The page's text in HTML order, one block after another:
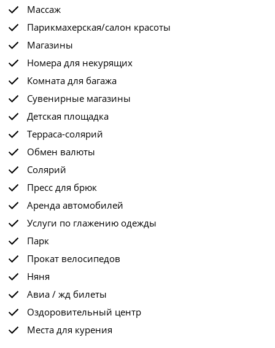
Массаж
Парикмахерская/салон красоты
Магазины
Номера для некурящих
Комната для багажа
Сувенирные магазины
Детская площадка
Терраса-солярий
Обмен валюты
Солярий
Пресс для брюк
Аренда автомобилей
Услуги по глажению одежды
Парк
Прокат велосипедов
Няня
Авиа / жд билеты
Оздоровительный центр
Места для курения